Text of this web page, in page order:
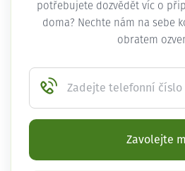
potřebujete dozvědět víc o
doma? Nechte nám na sebe
obratem
Zadejte telefonní číslo
Zavolejte